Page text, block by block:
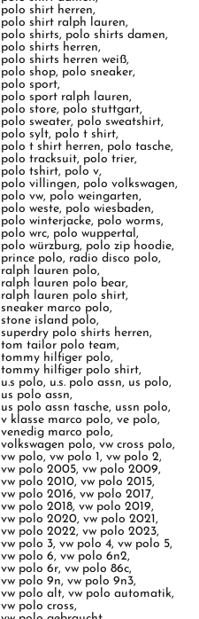
polo shirt herren,
polo shirt ralph lauren,
polo shirts, polo shirts damen,
polo shirts herren,
polo shirts herren weiß,
polo shop, polo sneaker,
polo sport,
polo sport ralph lauren,
polo store, polo stuttgart,
polo sweater, polo sweatshirt,
polo sylt, polo t shirt,
polo t shirt herren, polo tasche,
polo tracksuit, polo trier,
polo tshirt, polo v,
polo villingen, polo volkswagen,
polo vw, polo weingarten,
polo weste, polo wiesbaden,
polo winterjacke, polo worms,
polo wrc, polo wuppertal,
polo würzburg, polo zip hoodie,
prince polo, radio disco polo,
ralph lauren polo,
ralph lauren polo bear,
ralph lauren polo shirt,
sneaker marco polo,
stone island polo,
superdry polo shirts herren,
tom tailor polo team,
tommy hilfiger polo,
tommy hilfiger polo shirt,
u.s polo, u.s. polo assn, us polo,
us polo assn,
us polo assn tasche, ussn polo,
v klasse marco polo,ve polo,
venedig marco polo,
volkswagen polo,vw cross polo,
vw polo,vw polo 1,vw polo 2,
vw polo 2005,vw polo 2009,
vw polo 2010,vw polo 2015,
vw polo 2016,vw polo 2017,
vw polo 2018,vw polo 2019,
vw polo 2020,vw polo 2021,
vw polo 2022,vw polo 2023,
vw polo 3,vw polo 4,vw polo 5,
vw polo 6,vw polo 6n2,
vw polo 6r,vw polo 86c,
vw polo 9n,vw polo 9n3,
vw polo alt,vw polo automatik,
vw polo cross,